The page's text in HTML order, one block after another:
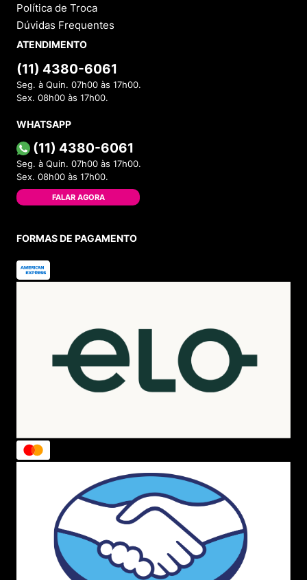
Política de Troca
Dúvidas Frequentes
ATENDIMENTO
(11) 4380-6061
Seg. à Quin. 07h00 às 17h00.
Sex. 08h00 às 17h00.
WHATSAPP
(11) 4380-6061
Seg. à Quin. 07h00 às 17h00.
Sex. 08h00 às 17h00.
FALAR AGORA
FORMAS DE PAGAMENTO